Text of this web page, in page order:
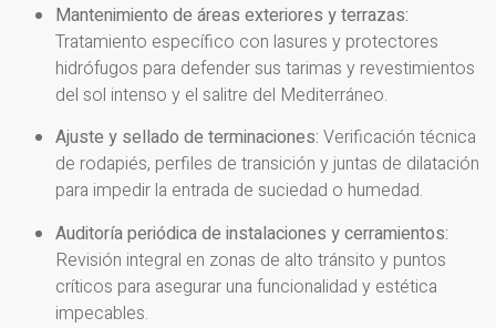
Mantenimiento de áreas exteriores y terrazas:
Tratamiento específico con lasures y protectores
hidrófugos para defender sus tarimas y revestimientos
del sol intenso y el salitre del Mediterráneo.
Ajuste y sellado de terminaciones: Verificación técnica
de rodapiés, perfiles de transición y juntas de dilatación
para impedir la entrada de suciedad o humedad.
Auditoría periódica de instalaciones y cerramientos:
Revisión integral en zonas de alto tránsito y puntos
críticos para asegurar una funcionalidad y estética
impecables.